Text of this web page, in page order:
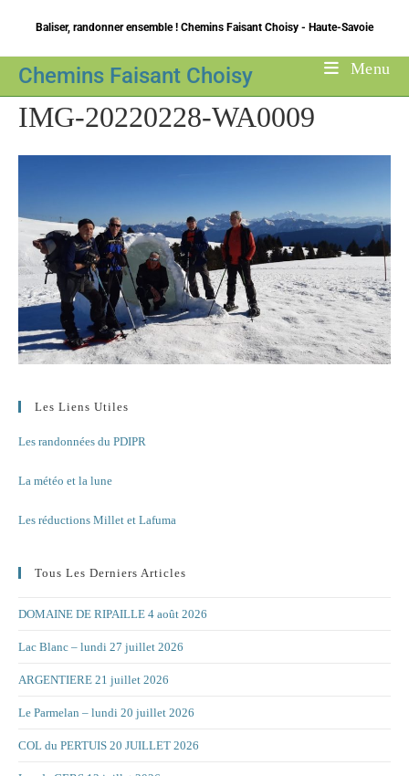
content
Baliser, randonner ensemble ! Chemins Faisant Choisy - Haute-Savoie
Chemins Faisant Choisy Menu
IMG-20220228-WA0009
Les Liens Utiles
Les randonnées du PDIPR
La météo et la lune
Les réductions Millet et Lafuma
Tous Les Derniers Articles
DOMAINE DE RIPAILLE 4 août 2026
Lac Blanc – lundi 27 juillet 2026
ARGENTIERE 21 juillet 2026
Le Parmelan – lundi 20 juillet 2026
COL du PERTUIS 20 JUILLET 2026